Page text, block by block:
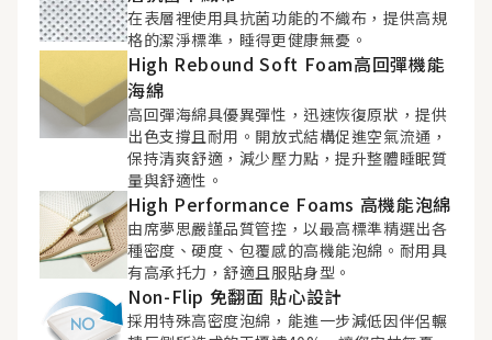
在表層裡使用具抗菌功能的不織布，提供高規
格的潔淨標準，睡得更健康無憂。
High Rebound Soft Foam高回彈機能
海綿
高回彈海綿具優異彈性，迅速恢復原狀，提供
出色支撐且耐用。開放式結構促進空氣流通，
保持清爽舒適，減少壓力點，提升整體睡眠質
量與舒適性。
High Performance Foams 高機能泡綿
由席夢思嚴謹品質管控，以最高標準精選出各
種密度、硬度、包覆感的高機能泡綿。耐用具
有高承托力，舒適且服貼身型。
Non-Flip 免翻面 貼心設計
採用特殊高密度泡綿，能進一步減低因伴侶輾